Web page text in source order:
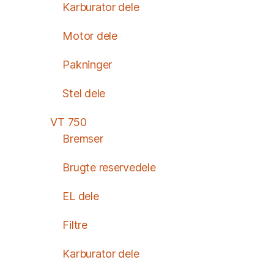
Karburator dele
Motor dele
Pakninger
Stel dele
VT 750
Bremser
Brugte reservedele
EL dele
Filtre
Karburator dele